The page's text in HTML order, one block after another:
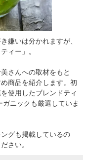
嫌いは分かれますが、
ィー」。
さんへの取材をもと
商品を紹介します。初
使用したブレンドティ
ニックも厳選していま
グも掲載しているの
さい。